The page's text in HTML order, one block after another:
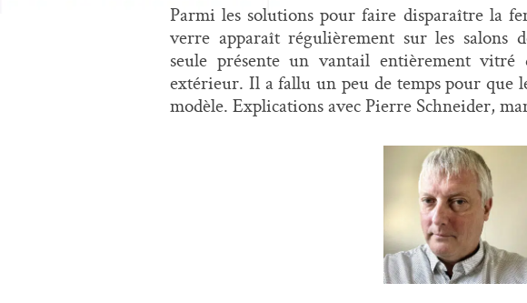
Parmi les solutions pour faire disparaître la
verre apparaît régulièrement sur les salons
seule présente un vantail entièrement
extérieur. Il a fallu un peu de temps pour que
modèle. Explications avec Pierre Schneider,